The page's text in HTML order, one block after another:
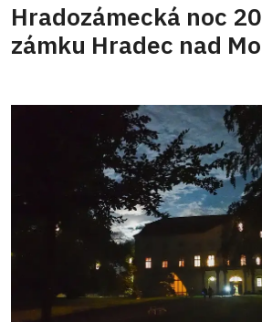
Hradozámecká noc
zámku Hradec nad